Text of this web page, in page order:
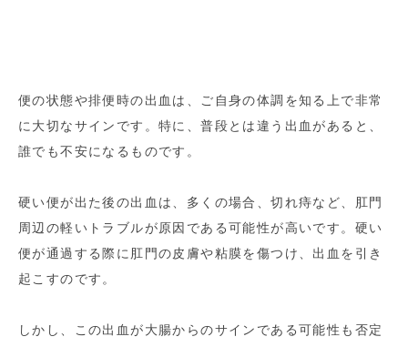
便の状態や排便時の出血は、ご自身の体調を知る上で非常
に大切なサインです。特に、普段とは違う出血があると、
誰でも不安になるものです。
硬い便が出た後の出血は、多くの場合、切れ痔など、肛門
周辺の軽いトラブルが原因である可能性が高いです。硬い
便が通過する際に肛門の皮膚や粘膜を傷つけ、出血を引き
起こすのです。
しかし、この出血が大腸からのサインである可能性も否定